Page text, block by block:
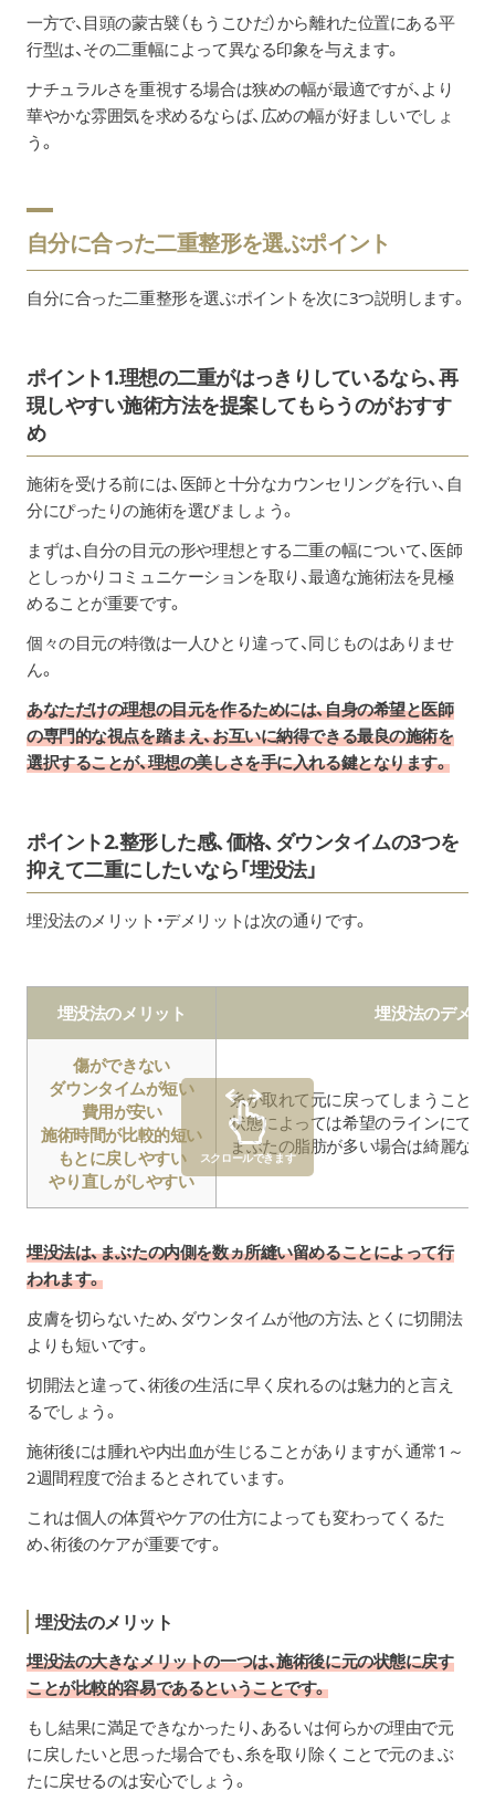
一方で、目頭の蒙古襞（もうこひだ）から離れた位置にある平
行型は、その二重幅によって異なる印象を与えます。
ナチュラルさを重視する場合は狭めの幅が最適ですが、より
華やかな雰囲気を求めるならば、広めの幅が好ましいでしょ
う。
自分に合った二重整形を選ぶポイント
自分に合った二重整形を選ぶポイントを次に3つ説明します。
ポイント1.理想の二重がはっきりしているなら、再
現しやすい施術方法を提案してもらうのがおすす
め
施術を受ける前には、医師と十分なカウンセリングを行い、自
分にぴったりの施術を選びましょう。
まずは、自分の目元の形や理想とする二重の幅について、医師
としっかりコミュニケーションを取り、最適な施術法を見極
めることが重要です。
個々の目元の特徴は一人ひとり違って、同じものはありませ
ん。
あなただけの理想の目元を作るためには、自身の希望と医師
の専門的な視点を踏まえ、お互いに納得できる最良の施術を
選択することが、理想の美しさを手に入れる鍵となります。
ポイント2.整形した感、価格、ダウンタイムの3つを
抑えて二重にしたいなら「埋没法」
埋没法のメリット・デメリットは次の通りです。
埋没法のメリット 埋没法のデメリ
傷ができない
ダウンタイムが短い
費用が安い
施術時間が比較的短い
もとに戻しやすい
やり直しがしやすい
糸が取れて元に戻ってしまうことが
状態によっては希望のラインにでき
まぶたの脂肪が多い場合は綺麗な
スクロールできます
埋没法は、まぶたの内側を数ヵ所縫い留めることによって行
われます。
皮膚を切らないため、ダウンタイムが他の方法、とくに切開法
よりも短いです。
切開法と違って、術後の生活に早く戻れるのは魅力的と言え
るでしょう。
施術後には腫れや内出血が生じることがありますが、通常1～
2週間程度で治まるとされています。
これは個人の体質やケアの仕方によっても変わってくるた
め、術後のケアが重要です。
埋没法のメリット
埋没法の大きなメリットの一つは、施術後に元の状態に戻す
ことが比較的容易であるということです。
もし結果に満足できなかったり、あるいは何らかの理由で元
に戻したいと思った場合でも、糸を取り除くことで元のまぶ
たに戻せるのは安心でしょう。